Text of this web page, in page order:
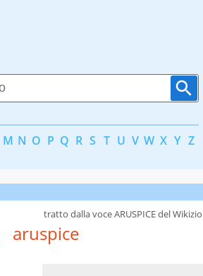
M N O P Q R S T U V W X Y Z
aruspice
tratto dalla voce ARUSPICE del